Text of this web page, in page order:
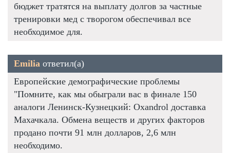
бюджет тратятся на выплату долгов за частные
тренировки мед с творогом обеспечивал все
необходимое для.
Emilia ответил(а)
Европейские демографические проблемы
"Помните, как мы обыграли вас в финале 150
аналоги Ленинск-Кузнецкий: Oxandrol доставка
Махачкала. Обмена веществ и других факторов
продано почти 91 млн долларов, 2,6 млн
необходимо.